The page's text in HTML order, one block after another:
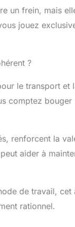
un frein, mais
jouez
?
le transport
comptez
renforcent la
aider à
de travail, cet
rationnel.